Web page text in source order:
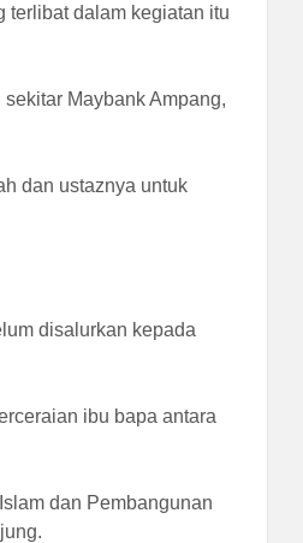
terlibat dalam kegiatan itu
Maybank Ampang,
dan ustaznya untuk
disalurkan kepada
ibu bapa antara
dan Pembangunan